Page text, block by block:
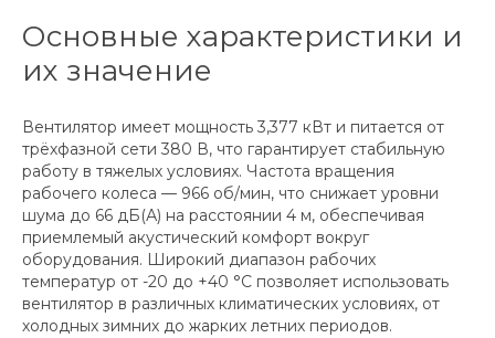
Основные характеристики и
их значение
Вентилятор имеет мощность 3,377 кВт и питается от
трёхфазной сети 380 В, что гарантирует стабильную
работу в тяжелых условиях. Частота вращения
рабочего колеса — 966 об/мин, что снижает уровни
шума до 66 дБ(А) на расстоянии 4 м, обеспечивая
приемлемый акустический комфорт вокруг
оборудования. Широкий диапазон рабочих
температур от -20 до +40 °C позволяет использовать
вентилятор в различных климатических условиях, от
холодных зимних до жарких летних периодов.